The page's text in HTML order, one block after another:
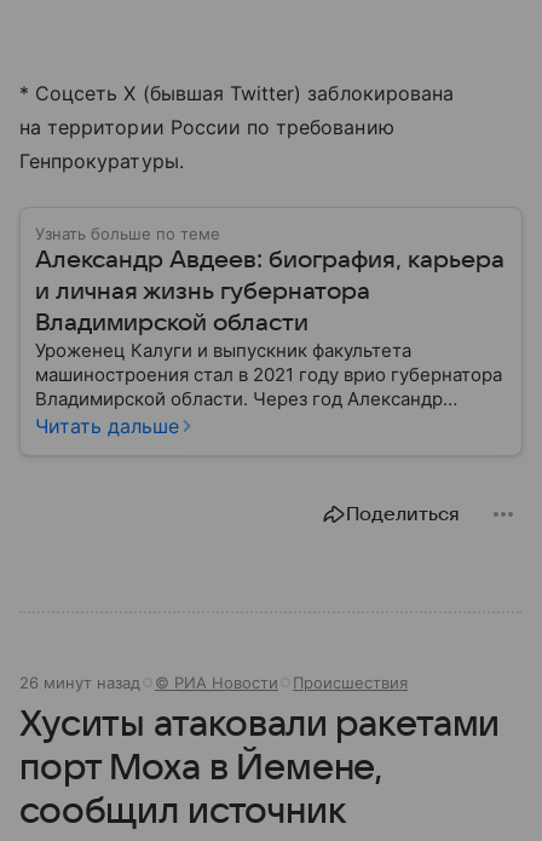
* Соцсеть X (бывшая Twitter) заблокирована
на территории России по требованию
Генпрокуратуры.
Узнать больше по теме
Александр Авдеев: биография, карьера
и личная жизнь губернатора
Владимирской области
Уроженец Калуги и выпускник факультета
машиностроения стал в 2021 году врио губернатора
Владимирской области. Через год Александр
Авдеев официально возглавил регион: собрали
Читать дальше
Поделиться
26 минут назад © РИА Новости Происшествия
Хуситы атаковали ракетами
порт Моха в Йемене,
сообщил источник